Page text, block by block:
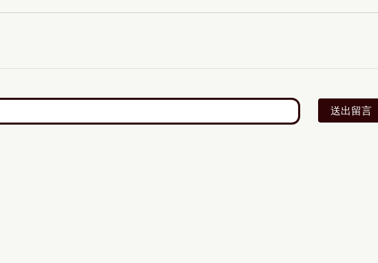
送出留言